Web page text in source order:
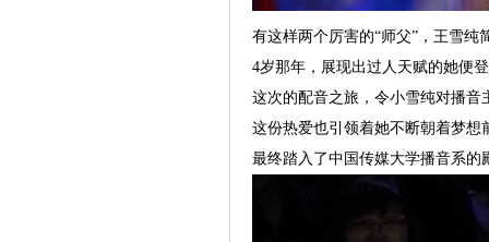
有这样两个厉害的“师父”，王雪纯
4岁那年，展现出过人天赋的她便
这次的配音之旅，令小雪纯对播音
这份热爱也引领着她不断朝着梦想
最终踏入了中国传媒大学播音系的